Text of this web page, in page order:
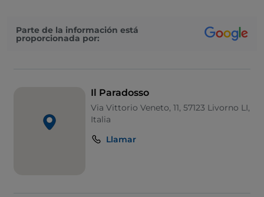
Parte de la información está
proporcionada por:
Il Paradosso
Via Vittorio Veneto, 11, 57123 Livorno LI,
Italia
Llamar